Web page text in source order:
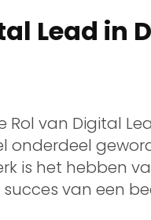
Lead in
Rol van Digital
onderdeel
is het hebben
van een